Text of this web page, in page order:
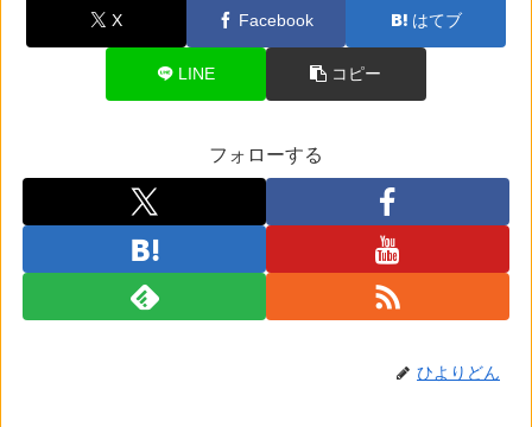
X Facebook はてブ
LINE コピー
フォローする
ひよりどん